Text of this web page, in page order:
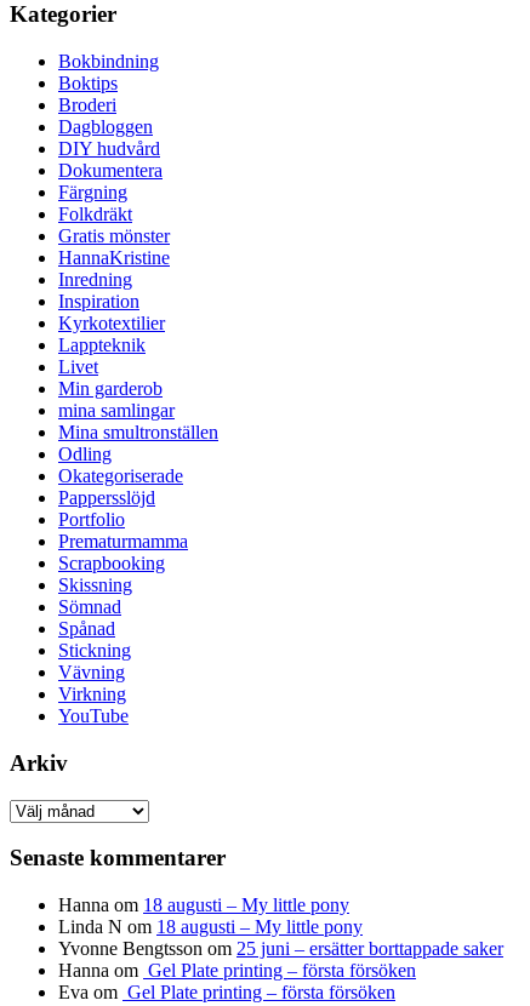
Kategorier
Bokbindning
Boktips
Broderi
Dagbloggen
DIY hudvård
Dokumentera
Färgning
Folkdräkt
Gratis mönster
HannaKristine
Inredning
Inspiration
Kyrkotextilier
Lappteknik
Livet
Min garderob
mina samlingar
Mina smultronställen
Odling
Okategoriserade
Pappersslöjd
Portfolio
Prematurmamma
Scrapbooking
Skissning
Sömnad
Spånad
Stickning
Vävning
Virkning
YouTube
Arkiv
Arkiv
Senaste kommentarer
Hanna om 18 augusti – My little pony
Linda N om 18 augusti – My little pony
Yvonne Bengtsson om 25 juni – ersätter borttappade saker
Hanna om Gel Plate printing – första försöken
Eva om Gel Plate printing – första försöken